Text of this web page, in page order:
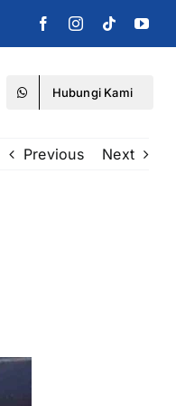
Hubungi Kami
Previous Next